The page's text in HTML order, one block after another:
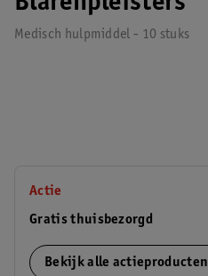
Medisch hulpmiddel - 10 stuks
Actie
Gratis thuisbezorgd
Bekijk alle actieproducten